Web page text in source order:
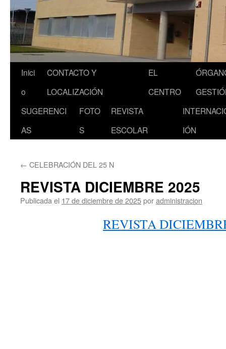
Saltar
contenido
Inici
o
CONTACTO Y
LOCALIZACIÓN
EL
CENTRO
SUGERENCI
AS
FOTO
S
REVISTA
ESCOLAR
IÓN
← CELEBRACIÓN DEL 25 N
REVISTA DICIEMBRE 2025
Publicada el 17 de diciembre de 2025poradministracion
REVISTA